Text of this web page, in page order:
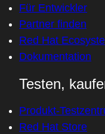
Für Entwickler
Partner finden
Red Hat
Dokumentation
Testen,
Produkt-
Red Hat Store